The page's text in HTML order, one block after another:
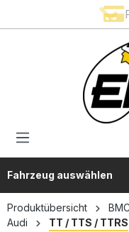
Fahrzeug auswählen
Produktübersicht
Audi
TT / TTS / TTRS